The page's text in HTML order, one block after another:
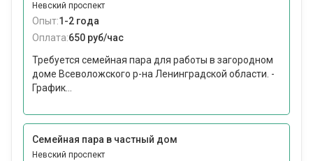
Невский проспект
Опыт:1-2 года
Оплата:650 руб/час
Требуется семейная пара для работы в загородном
доме Всеволожского р-на Ленинградской области. -
График...
Семейная пара в частный дом
Невский проспект